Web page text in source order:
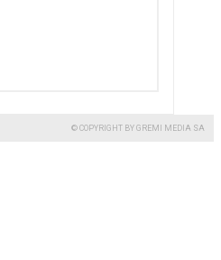
© COPYRIGHT BY GREMI MEDIA SA